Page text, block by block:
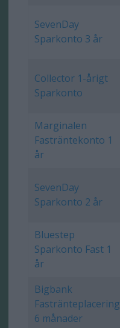
SevenDay
Sparkonto 3 år
Collector 1-årigt
Sparkonto
Marginalen
Fasträntekonto 1
år
SevenDay
Sparkonto 2 år
Bluestep
Sparkonto Fast 1
år
Bigbank
Fastränteplacering
6 månader